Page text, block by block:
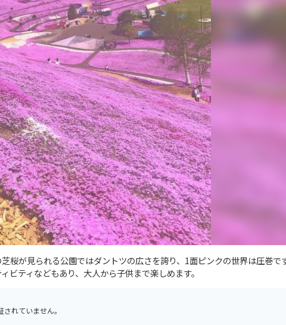
桜が見られる公園ではダントツの広さを誇り、1面ピンクの世界は圧巻で
ビティなどもあり、大人から子供まで楽しめます。
れていません。